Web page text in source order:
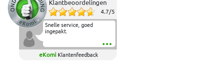
Klantbeoordelingen
4.7/5
Snelle service, goed
ingepakt.
eKomi Klantenfeedback